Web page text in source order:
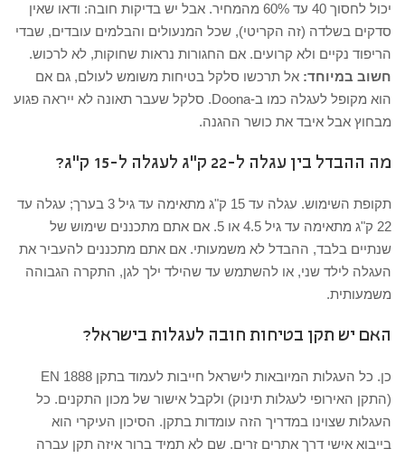
יכול לחסוך 40 עד 60% מהמחיר. אבל יש בדיקות חובה: ודאו שאין
סדקים בשלדה (זה הקריטי), שכל המנעולים והבלמים עובדים, שבדי
הריפוד נקיים ולא קרועים. אם החגורות נראות שחוקות, לא לרכוש.
חשוב במיוחד: אל תרכשו סלקל בטיחות משומש לעולם, גם אם
הוא מקופל לעגלה כמו ב-Doona. סלקל שעבר תאונה לא ייראה פגוע
מבחוץ אבל איבד את כושר ההגנה.
מה ההבדל בין עגלה ל-22 ק"ג לעגלה ל-15 ק"ג?
תקופת השימוש. עגלה עד 15 ק"ג מתאימה עד גיל 3 בערך; עגלה עד
22 ק"ג מתאימה עד גיל 4.5 או 5. אם אתם מתכננים שימוש של
שנתיים בלבד, ההבדל לא משמעותי. אם אתם מתכננים להעביר את
העגלה לילד שני, או להשתמש עד שהילד ילך לגן, התקרה הגבוהה
משמעותית.
האם יש תקן בטיחות חובה לעגלות בישראל?
כן. כל העגלות המיובאות לישראל חייבות לעמוד בתקן EN 1888
(התקן האירופי לעגלות תינוק) ולקבל אישור של מכון התקנים. כל
העגלות שצוינו במדריך הזה עומדות בתקן. הסיכון העיקרי הוא
בייבוא אישי דרך אתרים זרים. שם לא תמיד ברור איזה תקן עברה